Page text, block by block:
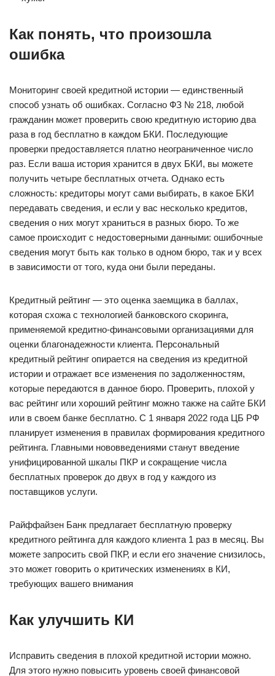
Как понять, что произошла
ошибка
Мониторинг своей кредитной истории — единственный
способ узнать об ошибках. Согласно ФЗ № 218, любой
гражданин может проверить свою кредитную историю два
раза в год бесплатно в каждом БКИ. Последующие
проверки предоставляется платно неограниченное число
раз. Если ваша история хранится в двух БКИ, вы можете
получить четыре бесплатных отчета. Однако есть
сложность: кредиторы могут сами выбирать, в какое БКИ
передавать сведения, и если у вас несколько кредитов,
сведения о них могут храниться в разных бюро. То же
самое происходит с недостоверными данными: ошибочные
сведения могут быть как только в одном бюро, так и у всех
в зависимости от того, куда они были переданы.
Кредитный рейтинг — это оценка заемщика в баллах,
которая схожа с технологией банковского скоринга,
применяемой кредитно-финансовыми организациями для
оценки благонадежности клиента. Персональный
кредитный рейтинг опирается на сведения из кредитной
истории и отражает все изменения по задолженностям,
которые передаются в данное бюро. Проверить, плохой у
вас рейтинг или хороший рейтинг можно также на сайте БКИ
или в своем банке бесплатно. С 1 января 2022 года ЦБ РФ
планирует изменения в правилах формирования кредитного
рейтинга. Главными нововведениями станут введение
унифицированной шкалы ПКР и сокращение числа
бесплатных проверок до двух в год у каждого из
поставщиков услуги.
Райффайзен Банк предлагает бесплатную проверку
кредитного рейтинга для каждого клиента 1 раз в месяц. Вы
можете запросить свой ПКР, и если его значение снизилось,
это может говорить о критических изменениях в КИ,
требующих вашего внимания
Как улучшить КИ
Исправить сведения в плохой кредитной истории можно.
Для этого нужно повысить уровень своей финансовой